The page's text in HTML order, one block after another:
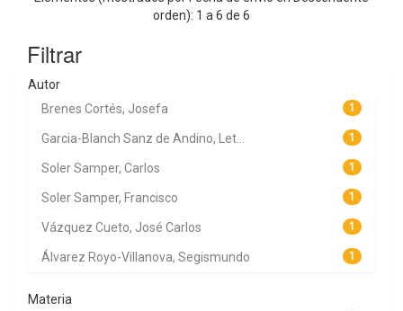
orden): 1 a 6 de 6
Filtrar
Autor
1
Brenes Cortés, Josefa
1
Garcia-Blanch Sanz de Andino, Let...
1
Soler Samper, Carlos
1
Soler Samper, Francisco
1
Vázquez Cueto, José Carlos
1
Álvarez Royo-Villanova, Segismundo
Materia